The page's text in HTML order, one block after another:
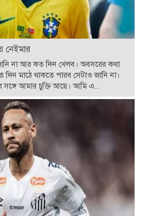
নেইমার
না আর কত দিন খেলব। অবসরের কথা
মাঠে থাকতে পারব সেটাও জানি না।
সঙ্গে আমার চুক্তি আছে। আমি এ...